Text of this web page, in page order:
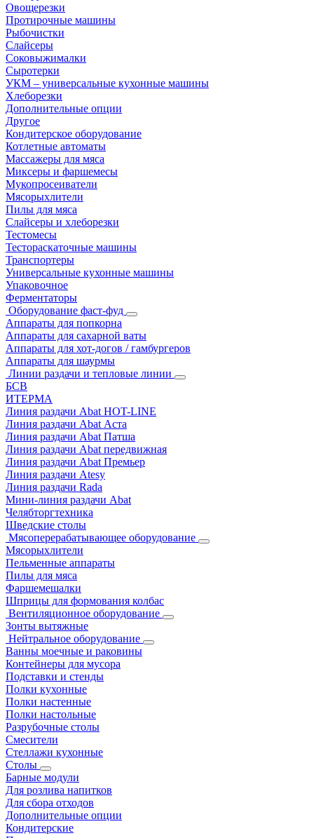
Овощерезки
Протирочные машины
Рыбочистки
Слайсеры
Соковыжималки
Сыротерки
УКМ – универсальные кухонные машины
Хлеборезки
Дополнительные опции
Другое
Кондитерское оборудование
Котлетные автоматы
Массажеры для мяса
Миксеры и фаршемесы
Мукопросеиватели
Мясорыхлители
Пилы для мяса
Слайсеры и хлеборезки
Тестомесы
Тестораскаточные машины
Транспортеры
Универсальные кухонные машины
Упаковочное
Ферментаторы
Оборудование фаст-фуд
Аппараты для попкорна
Аппараты для сахарной ваты
Аппараты для хот-догов / гамбургеров
Аппараты для шаурмы
Линии раздачи и тепловые линии
БСВ
ИТЕРМА
Линия раздачи Abat HOT-LINE
Линия раздачи Abat Аста
Линия раздачи Abat Патша
Линия раздачи Abat передвижная
Линия раздачи Abat Премьер
Линия раздачи Atesy
Линия раздачи Rada
Мини-линия раздачи Abat
Челябторгтехника
Шведские столы
Мясоперерабатывающее оборудование
Мясорыхлители
Пельменные аппараты
Пилы для мяса
Фаршемешалки
Шприцы для формования колбас
Вентиляционное оборудование
Зонты вытяжные
Нейтральное оборудование
Ванны моечные и раковины
Контейнеры для мусора
Подставки и стенды
Полки кухонные
Полки настенные
Полки настольные
Разрубочные столы
Смесители
Стеллажи кухонные
Столы
Барные модули
Для розлива напитков
Для сбора отходов
Дополнительные опции
Кондитерские